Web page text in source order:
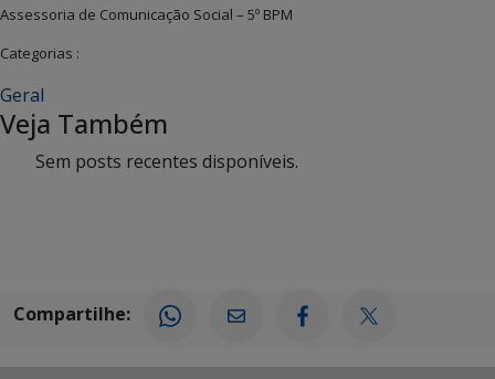
Assessoria de Comunicação Social – 5º BPM
Categorias :
Geral
Veja Também
Sem posts recentes disponíveis.
Compartilhe: